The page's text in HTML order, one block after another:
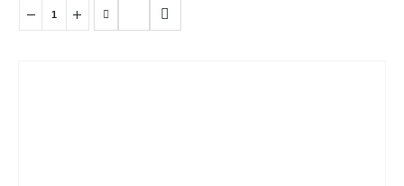
1шт, тонкогубцы 1шт, комбинированные пассатижи 1шт,